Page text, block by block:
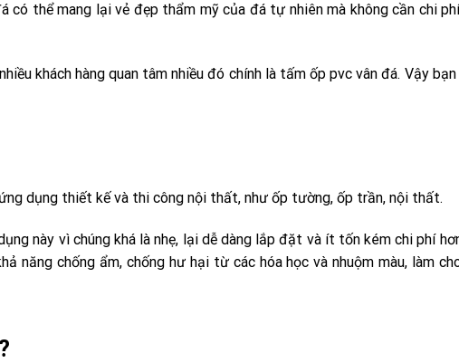
có thể mang lại vẻ đẹp thẩm mỹ của đá tự nhiên mà không cần chi
khách hàng quan tâm nhiều đó chính là tấm ốp pvc vân đá. Vậy
dụng thiết kế và thi công nội thất, như ốp tường, ốp trần, nội thất.
này vì chúng khá là nhẹ, lại dễ dàng lắp đặt và ít tốn kém chi phí
năng chống ẩm, chống hư hại từ các hóa học và nhuộm màu, làm